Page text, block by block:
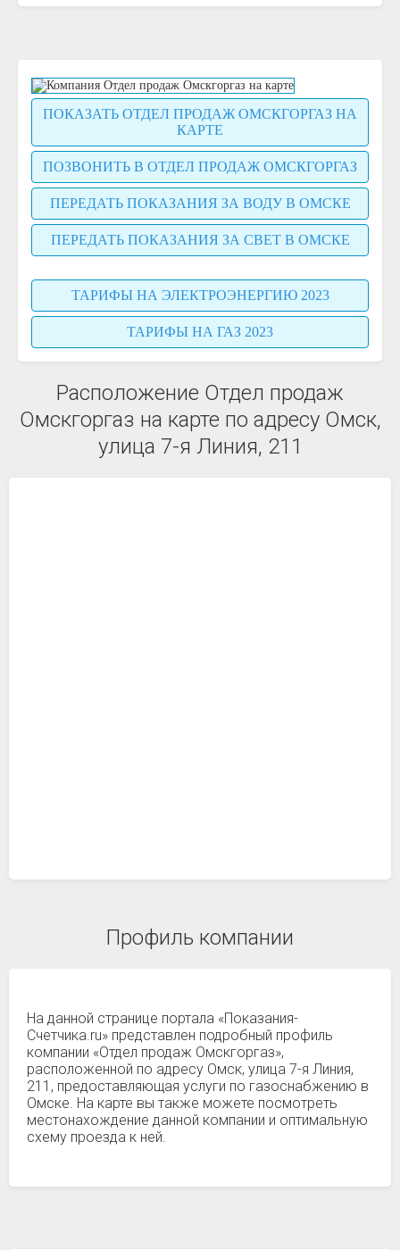
ПОКАЗАТЬ ОТДЕЛ ПРОДАЖ ОМСКГОРГАЗ НА
КАРТЕ
ПОЗВОНИТЬ В ОТДЕЛ ПРОДАЖ ОМСКГОРГАЗ
ПЕРЕДАТЬ ПОКАЗАНИЯ ЗА ВОДУ В ОМСКЕ
ПЕРЕДАТЬ ПОКАЗАНИЯ ЗА СВЕТ В ОМСКЕ
ТАРИФЫ НА ЭЛЕКТРОЭНЕРГИЮ 2023
ТАРИФЫ НА ГАЗ 2023
Расположение Отдел продаж
Омскгоргаз на карте по адресу Омск,
улица 7-я Линия, 211
Профиль компании
На данной странице портала «Показания-
Счетчика.ru» представлен подробный профиль
компании «Отдел продаж Омскгоргаз»,
расположенной по адресу Омск, улица 7-я Линия,
211, предоставляющая услуги по газоснабжению в
Омске. На карте вы также можете посмотреть
местонахождение данной компании и оптимальную
схему проезда к ней.